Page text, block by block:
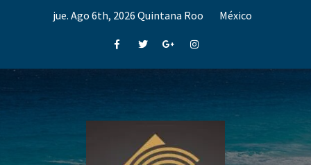
jue. Ago 6th, 2026 Quintana Roo México
FacebookTwitterGoogle+Instagram